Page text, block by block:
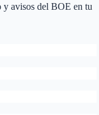
y avisos del BOE en tu